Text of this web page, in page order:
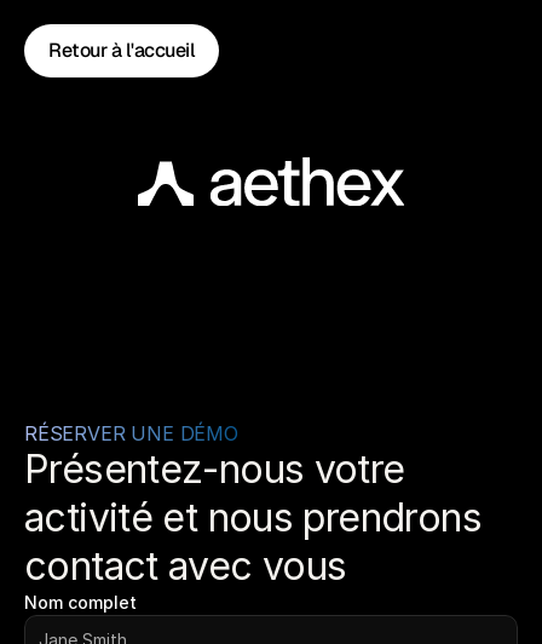
Retour à l'accueil
RÉSERVER UNE DÉMO
Présentez-nous votre
activité et nous prendrons
contact avec vous
Nom complet